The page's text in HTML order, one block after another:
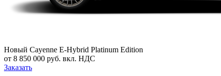
Новый Cayenne E-Hybrid Platinum Edition
от 8 850 000 руб. вкл. НДС
Заказать